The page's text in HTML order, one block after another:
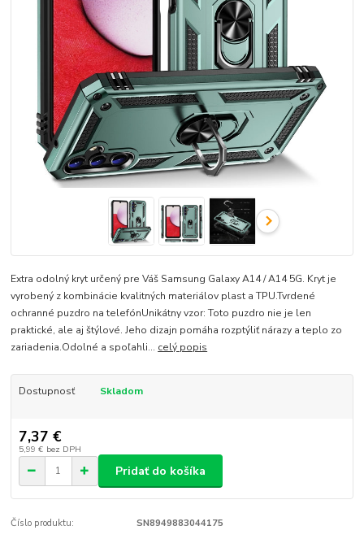
Extra odolný kryt určený pre Váš Samsung Galaxy A14 / A14 5G. Kryt je
vyrobený z kombinácie kvalitných materiálov plast a TPU.Tvrdené
ochranné puzdro na telefónUnikátny vzor: Toto puzdro nie je len
praktické, ale aj štýlové. Jeho dizajn pomáha rozptýliť nárazy a teplo zo
zariadenia.Odolné a spoľahli... celý popis
Dostupnosť Skladom
7,37 €
5,99 € bez DPH
Pridať do košíka
Číslo produktu: SN8949883044175